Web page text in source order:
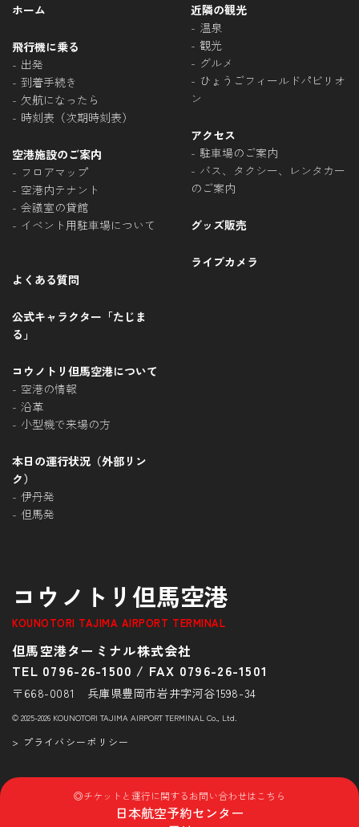
コウノトリ但馬空港
KOUNOTORI TAJIMA AIRPORT TERMINAL
但馬空港ターミナル株式会社
TEL 0796-26-1500 / FAX 0796-26-1501
〒668-0081 兵庫県豊岡市岩井字河谷1598-34
© 2025-2026 KOUNOTORI TAJIMA AIRPORT TERMINAL Co., Ltd.
> プライバシーポリシー
ホーム
飛行機に乗る
出発
到着手続き
欠航になったら
時刻表（次期時刻表）
空港施設のご案内
フロアマップ
空港内テナント
会議室の貸館
イベント用駐車場について
近隣の観光
温泉
観光
グルメ
ひょうごフィールドパビリオ
ン
アクセス
駐車場のご案内
バス、タクシー、レンタカー
のご案内
グッズ販売
ライブカメラ
よくある質問
公式キャラクター「たじま
る」
コウノトリ但馬空港について
空港の情報
沿革
小型機で来場の方
本日の運行状況（外部リン
ク）
伊丹発
但馬発
◎チケットと運行に関するお問い合わせはこちら
日本航空予約センター